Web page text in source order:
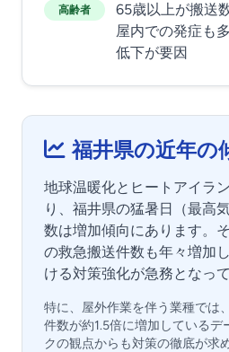
高齢者
65歳以上が搬送
屋内での発症も
低下が要因
福井県の近年の
地球温暖化とヒートアイラ
り、福井県の猛暑日（最高
数は増加傾向にあります。
の救急搬送件数も年々増加
ける対策強化が急務となって
特に、屋外作業を伴う業種では
件数が約1.5倍に増加しているデ
クの観点からも対策の徹底が求